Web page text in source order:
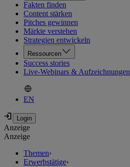
Fakten finden
Content stärken
Pitches gewinnen
Märkte verstehen
Strategien entwickeln
Ressourcen
Success stories
Live-Webinars & Aufzeichnungen
EN
Anzeige
Anzeige
Themen›
Erwerbstätige›